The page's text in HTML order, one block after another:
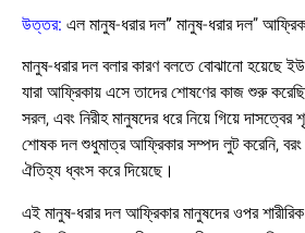
উত্তর: এল মানুষ-ধরার দল” মানুষ-ধরার দল”
মানুষ-ধরার দল বলার কারণ বলতে বোঝানো হয়েছে
যারা আফ্রিকায় এসে তাদের শোষণের কাজ শুরু
সরল, এবং নিরীহ মানুষদের ধরে নিয়ে গিয়ে
শোষক দল শুধুমাত্র আফ্রিকার সম্পদ লুট করেনি,
ঐতিহ্য ধ্বংস করে দিয়েছে।
এই মানুষ-ধরার দল আফ্রিকার মানুষদের ওপর